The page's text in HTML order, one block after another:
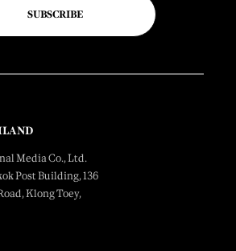
SUBSCRIBE
Media Co., Ltd.
Post Building, 136
Klong Toey,